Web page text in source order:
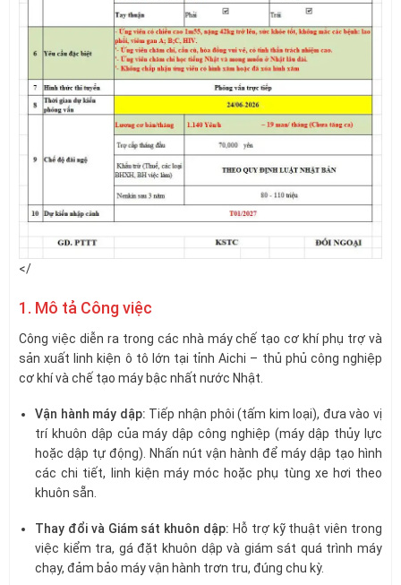
</
1. Mô tả Công việc
Công việc diễn ra trong các nhà máy chế tạo cơ khí phụ trợ và
sản xuất linh kiện ô tô lớn tại tỉnh Aichi – thủ phủ công nghiệp
cơ khí và chế tạo máy bậc nhất nước Nhật.
Vận hành máy dập: Tiếp nhận phôi (tấm kim loại), đưa vào vị
trí khuôn dập của máy dập công nghiệp (máy dập thủy lực
hoặc dập tự động). Nhấn nút vận hành để máy dập tạo hình
các chi tiết, linh kiện máy móc hoặc phụ tùng xe hơi theo
khuôn sẵn.
Thay đổi và Giám sát khuôn dập: Hỗ trợ kỹ thuật viên trong
việc kiểm tra, gá đặt khuôn dập và giám sát quá trình máy
chạy, đảm bảo máy vận hành trơn tru, đúng chu kỳ.